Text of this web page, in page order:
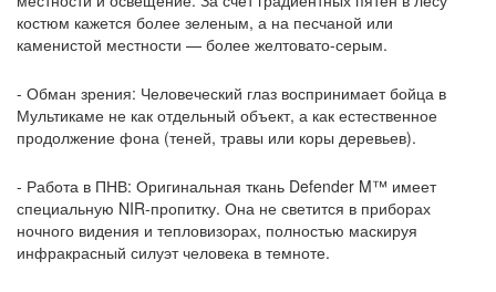
костюм кажется более зеленым, а на песчаной или
каменистой местности — более желтовато-серым.
- Обман зрения: Человеческий глаз воспринимает бойца в
Мультикаме не как отдельный объект, а как естественное
продолжение фона (теней, травы или коры деревьев).
- Работа в ПНВ: Оригинальная ткань Defender M™ имеет
специальную NIR-пропитку. Она не светится в приборах
ночного видения и тепловизорах, полностью маскируя
инфракрасный силуэт человека в темноте.